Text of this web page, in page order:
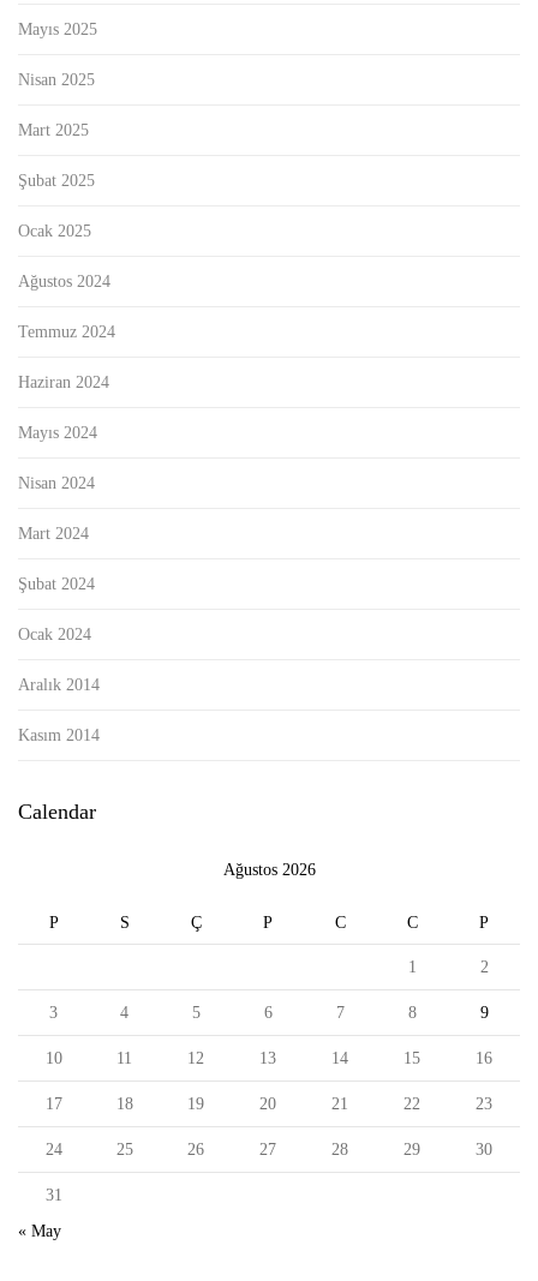
Mayıs 2025
Nisan 2025
Mart 2025
Şubat 2025
Ocak 2025
Ağustos 2024
Temmuz 2024
Haziran 2024
Mayıs 2024
Nisan 2024
Mart 2024
Şubat 2024
Ocak 2024
Aralık 2014
Kasım 2014
Calendar
Ağustos 2026
P S Ç P C C P
1 2
3 4 5 6 7 8 9
10 11 12 13 14 15 16
17 18 19 20 21 22 23
24 25 26 27 28 29 30
31
« May